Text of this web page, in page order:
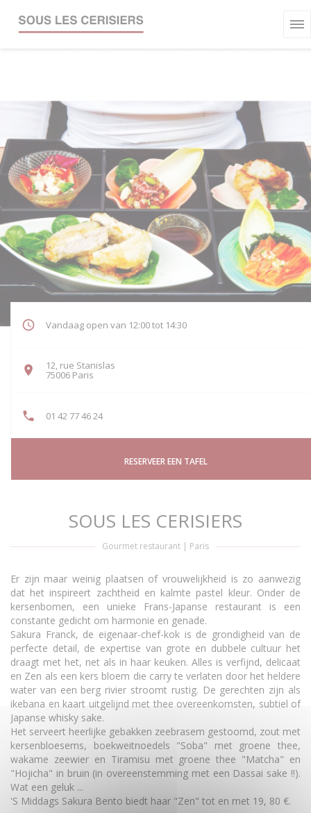
Vandaag open van 12:00 tot 14:30
12, rue Stanislas
75006 Paris
01 42 77 46 24
RESERVEER EEN TAFEL
SOUS LES CERISIERS
Gourmet restaurant | Paris
Er zijn maar weinig plaatsen of vrouwelijkheid is zo aanwezig
dat het inspireert zachtheid en kalmte pastel kleur. Onder de
kersenbomen, een unieke Frans-Japanse restaurant is een
constante gedicht om harmonie en genade.
Sakura Franck, de eigenaar-chef-kok is de grondigheid van de
perfecte detail, de expertise van grote en dubbele cultuur het
draagt ​​met het, net als in haar keuken. Alles is verfijnd, delicaat
en Zen als een kers bloem die carry te verlaten door het heldere
water van een berg rivier stroomt rustig. De gerechten zijn als
ikebana en kaart uitgelijnd met thee overeenkomsten, subtiel of
Japanse whisky sake.
Het serveert heerlijke gebakken zeebrasem gestoomd, zout met
kersenbloesems, boekweitnoedels "Soba" met groene thee,
wakame zeewier en Tiramisu met groene thee "Matcha" en
"Hojicha" in bruin (in overeenstemming met een Dassai sake !!).
Wat een geluk ...
'S Middags Sakura Bento biedt haar "Zen" tot en met 19, 80 €.